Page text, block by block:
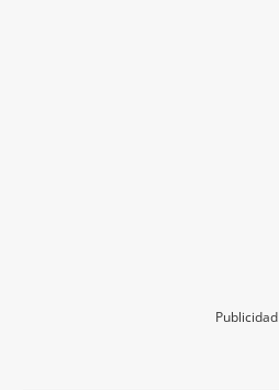
Publicidad